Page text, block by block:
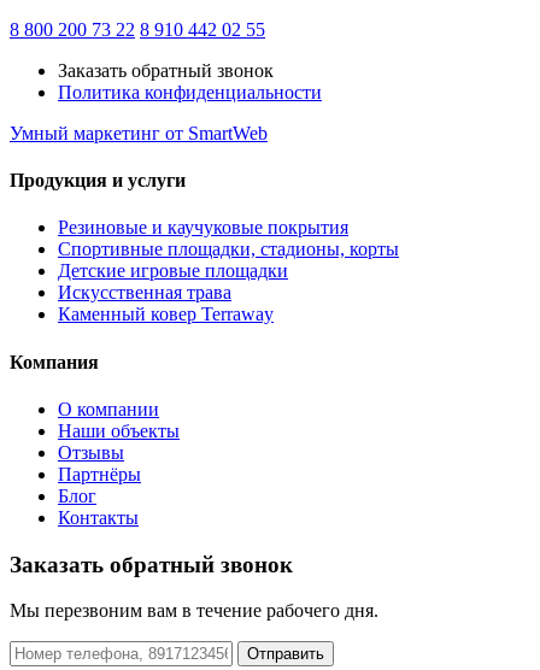
8 800 200 73 22 8 910 442 02 55
Заказать обратный звонок
Политика конфиденциальности
Умный маркетинг от SmartWeb
Продукция и услуги
Резиновые и каучуковые покрытия
Спортивные площадки, стадионы, корты
Детские игровые площадки
Искусственная трава
Каменный ковер Terraway
Компания
О компании
Наши объекты
Отзывы
Партнёры
Блог
Контакты
Заказать обратный звонок
Мы перезвоним вам в течение рабочего дня.
Отправить